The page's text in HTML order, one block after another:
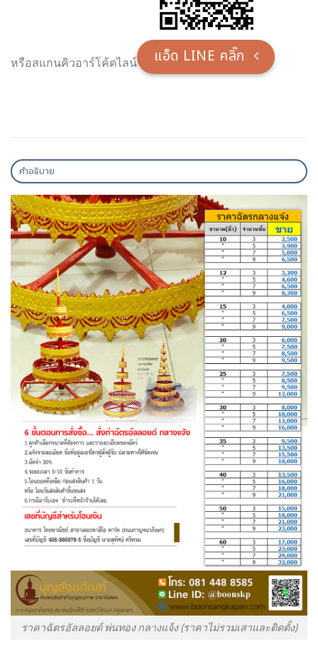
หรือสแกนคิวอาร์โค้ดไลน์ แอ็ด LINE คลิ๊ก
คำอธิบาย
ราคาฉัตรอัลลอยด์ พ่นทอง กลางแจ้ง (ราคาไม่รวมเสาและติดตั้ง)